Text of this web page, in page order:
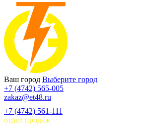
Ваш город Выберите город
+7 (4742) 565-005
zakaz@et48.ru
+7 (4742) 561-111
отдел продаж